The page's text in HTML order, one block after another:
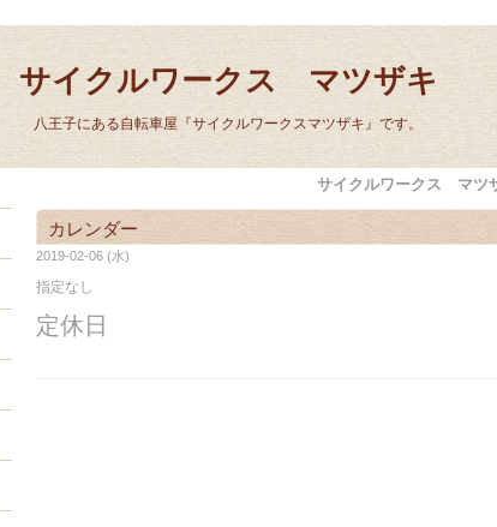
サイクルワークス マツザキ
八王子にある自転車屋『サイクルワークスマツザキ』です。
サイクルワークス マツ
カレンダー
2019-02-06 (水)
指定なし
定休日